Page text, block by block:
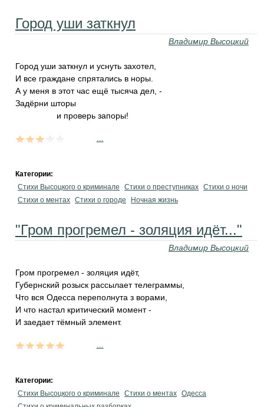
Город уши заткнул
Владимир Высоцкий
Город уши заткнул и уснуть захотел,
И все граждане спрятались в норы.
А у меня в этот час ещё тысяча дел, -
Задёрни шторы
и проверь запоры!
Категории:
Стихи Высоцкого о криминале
Стихи о преступниках Стихи о ночи
Стихи о ментах Стихи о городе Ночная жизнь
"Гром прогремел - золяция идёт..."
Владимир Высоцкий
Гром прогремел - золяция идёт,
Губернский розыск рассылает телеграммы,
Что вся Одесса переполнута з ворами,
И что настал критический момент -
И заедает тёмный элемент.
Категории:
Стихи Высоцкого о криминале
Стихи о ментах Одесса